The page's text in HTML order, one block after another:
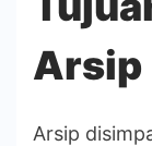
Arsip
Arsip